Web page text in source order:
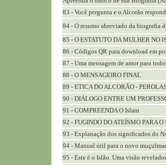
83 - Você pergunta e o Alcorão
85 - O ESTATUTO DA MULHER NO
86 - Códigos QR para download em
87 - Uma mensagem de amor para
88 - O MENSAGEIRO FINAL
89 - ETICA DO ALCORÃO -
90 - DIÁLOGO ENTRE UM
91 - COMPREENDA O Islam
92 - FUGINDO DO ATEÍSMO PARA
93 - Explanação dos significados do
94 - Manual útil para o novo
95 - Este é o Islão. Uma visão